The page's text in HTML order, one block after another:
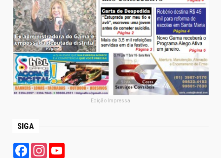
Edição Impressa
SIGA
FacebookInstagram